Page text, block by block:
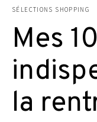
SÉLECTIONS SHOPPING
Mes 10
la